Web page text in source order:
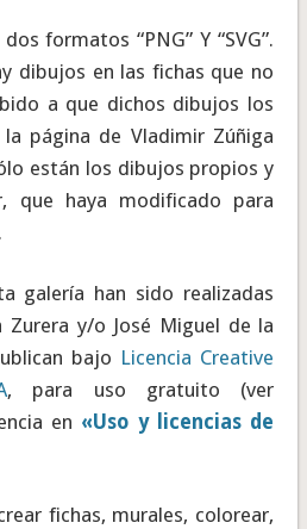
formatos “PNG” Y “SVG”.
dibujos en las fichas que no
a que dichos dibujos los
página de Vladimir Zúñiga
están los dibujos propios y
que haya modificado para
galería han sido realizadas
Zurera y/o José Miguel de la
bajo Licencia Creative
, para uso gratuito (ver
en «Uso y licencias de
fichas, murales, colorear,